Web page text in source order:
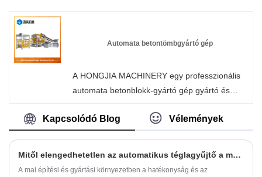
időben történő szállítást kínáljuk Önnek.
Automata betontömbgyártó gép
A HONGJIA MACHINERY egy professzionális
automata betonblokk-gyártó gép gyártó és
blokkgyártó gépet vásárol gyárunkból, és a
időben történő szállítást kínáljuk Önnek.
Kapcsolódó Blog Vélemények
Mitől elengedhetetlen az automatikus téglagyűjtő a modern téglagyártáshoz?
A mai építési és gyártási környezetben a hatékonyság és az